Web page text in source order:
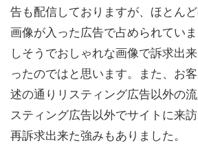
告も配信しておりますが、ほとん
画像が入った広告で占められてい
しそうでおしゃれな画像で訴求出
ったのではと思います。また、お
述の通りリスティング広告以外の
スティング広告以外でサイトに来
再訴求出来た強みもありました。